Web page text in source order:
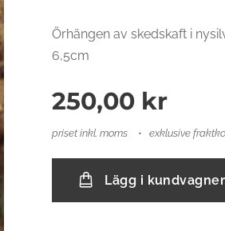
Örhängen av skedskaft i
6,5cm
250,00 kr
priset inkl. moms exklusive
Lägg i